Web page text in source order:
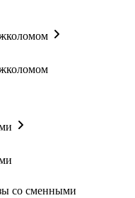
со сменными